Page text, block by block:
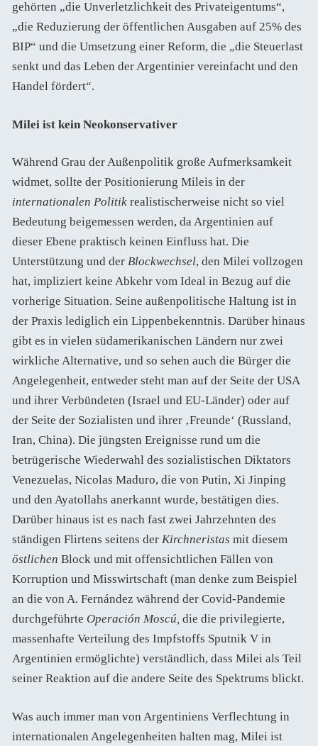
gehörten „die Unverletzlichkeit des Privateigentums“,
„die Reduzierung der öffentlichen Ausgaben auf 25% des
BIP“ und die Umsetzung einer Reform, die „die Steuerlast
senkt und das Leben der Argentinier vereinfacht und den
Handel fördert“.
Milei ist kein Neokonservativer
Während Grau der Außenpolitik große Aufmerksamkeit
widmet, sollte der Positionierung Mileis in der
internationalen Politik realistischerweise nicht so viel
Bedeutung beigemessen werden, da Argentinien auf
dieser Ebene praktisch keinen Einfluss hat. Die
Unterstützung und der Blockwechsel, den Milei vollzogen
hat, impliziert keine Abkehr vom Ideal in Bezug auf die
vorherige Situation. Seine außenpolitische Haltung ist in
der Praxis lediglich ein Lippenbekenntnis. Darüber hinaus
gibt es in vielen südamerikanischen Ländern nur zwei
wirkliche Alternative, und so sehen auch die Bürger die
Angelegenheit, entweder steht man auf der Seite der USA
und ihrer Verbündeten (Israel und EU-Länder) oder auf
der Seite der Sozialisten und ihrer ‚Freunde‘ (Russland,
Iran, China). Die jüngsten Ereignisse rund um die
betrügerische Wiederwahl des sozialistischen Diktators
Venezuelas, Nicolas Maduro, die von Putin, Xi Jinping
und den Ayatollahs anerkannt wurde, bestätigen dies.
Darüber hinaus ist es nach fast zwei Jahrzehnten des
ständigen Flirtens seitens der Kirchneristas mit diesem
östlichen Block und mit offensichtlichen Fällen von
Korruption und Misswirtschaft (man denke zum Beispiel
an die von A. Fernández während der Covid-Pandemie
durchgeführte Operación Moscú, die die privilegierte,
massenhafte Verteilung des Impfstoffs Sputnik V in
Argentinien ermöglichte) verständlich, dass Milei als Teil
seiner Reaktion auf die andere Seite des Spektrums blickt.
Was auch immer man von Argentiniens Verflechtung in
internationalen Angelegenheiten halten mag, Milei ist